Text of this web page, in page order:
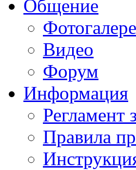
Общение
Видео
Форум
Информация
Регламент
Правила